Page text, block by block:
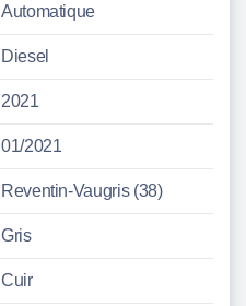
Automatique
Diesel
2021
01/2021
Reventin-Vaugris (38)
Gris
Cuir